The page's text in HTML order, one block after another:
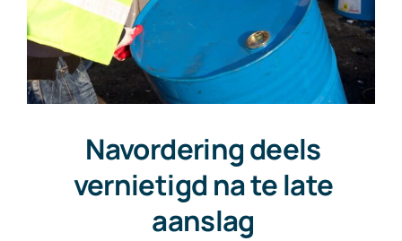
Navordering deels
vernietigd na te late
aanslag